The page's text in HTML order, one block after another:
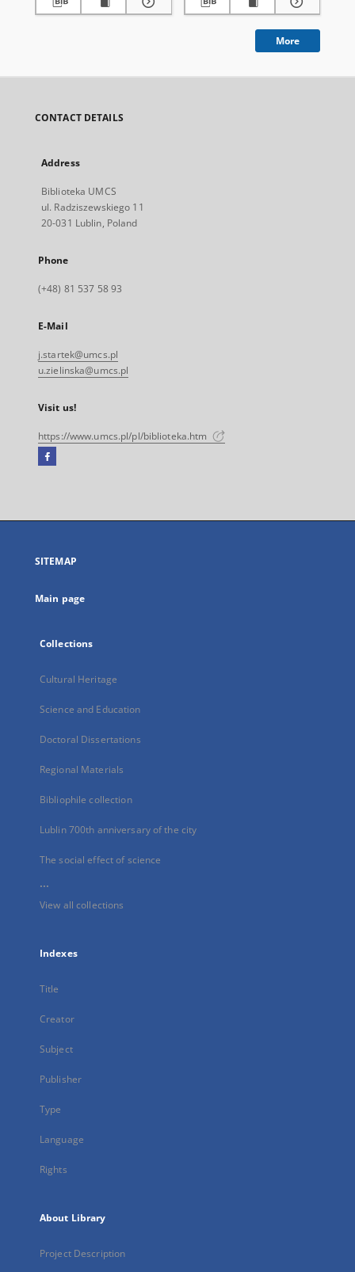
More
CONTACT DETAILS
Address
Biblioteka UMCS
ul. Radziszewskiego 11
20-031 Lublin, Poland
Phone
(+48) 81 537 58 93
E-Mail
j.startek@umcs.pl
u.zielinska@umcs.pl
Visit us!
https://www.umcs.pl/pl/biblioteka.htm
Facebook
open
new
SITEMAP
Main page
Collections
Cultural Heritage
Science and Education
Doctoral Dissertations
Regional Materials
Bibliophile collection
Lublin 700th anniversary of the city
The social effect of science
...
View all collections
Indexes
Title
Creator
Subject
Publisher
Type
Language
Rights
About Library
Project Description